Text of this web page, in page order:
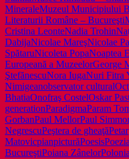
MineraleMuzeul Municipiului
Literaturii Române – Bucureşti
Cristina LeonteNadia Trohin
DabijaNicolae MareşNicolae
SpătaruNicoleta PopaNoaptea
Europeană a MuzeelorGeorge
ŞtefănescuNora IugaNuri Fitra
Nimigeanobservator cultural
BhatiaOnofraş CostelOskar
generationParadigmaParam
GorbanPaul MellorPaul
NegrescuPeştera de gheaţăPetar
MatovicpianpicturăPoesisPoezia
BucureştiPoiana ZânelorPolonia